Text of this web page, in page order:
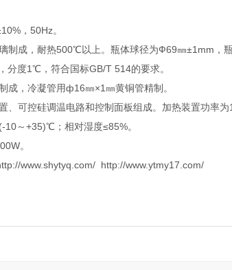
，50Hz。
制成，耐热500℃以上。瓶体球径为Ф69㎜±1mm，
分度1℃，符合国标GB/T 514的要求。
成，冷凝管用ф16㎜×1㎜黄铜管精制。
、可控硅调温电路和控制面板组成。加热装置功率
10～+35)℃；相对湿度≤85%。
。
www.shytyq.com/ http://www.ytmy17.com/